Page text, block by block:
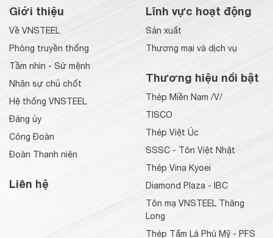
Giới thiệu
Về VNSTEEL
Phòng truyền thống
Tầm nhìn - Sứ mệnh
Nhân sự chủ chốt
Hệ thống VNSTEEL
Đảng ủy
Công Đoàn
Đoàn Thanh niên
Liên hệ
Lĩnh vực hoạt động
Sản xuất
Thương mại và dịch vụ
Thương hiệu nổi bật
Thép Miền Nam /V/
TISCO
Thép Việt Úc
SSSC - Tôn Việt Nhật
Thép Vina Kyoei
Diamond Plaza - IBC
Tôn mạ VNSTEEL Thăng
Long
Thép Tấm Lá Phú Mỹ - PFS